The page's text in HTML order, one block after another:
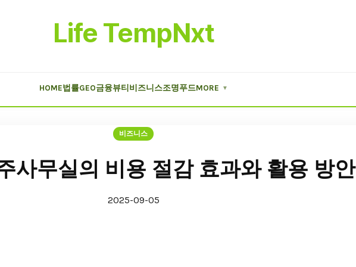
Life TempNxt
HOME법률GEO금융뷰티 비즈니스조명푸드MORE ▼
비즈니스
사무실의 비용 절감 효과와 활용 방안
2025-09-05